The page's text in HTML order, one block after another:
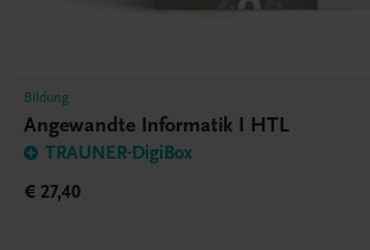
Bildung
Angewandte Informatik I HTL
TRAUNER-DigiBox
€ 27,40